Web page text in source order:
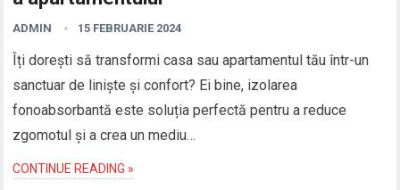
ADMIN 15 FEBRUARIE 2024
Îți dorești să transformi casa sau apartamentul tău într-un
sanctuar de liniște și confort? Ei bine, izolarea
fonoabsorbantă este soluția perfectă pentru a reduce
zgomotul și a crea un mediu…
CONTINUE READING »